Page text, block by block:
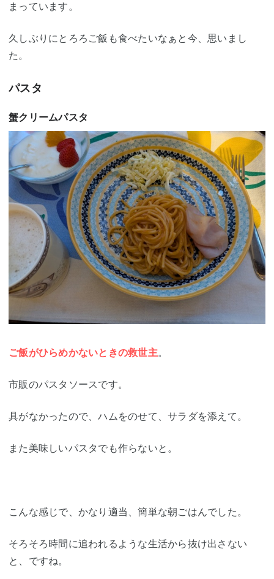
まっています。
久しぶりにとろろご飯も食べたいなぁと今、思いまし
た。
パスタ
蟹クリームパスタ
ご飯がひらめかないときの救世主。
市販のパスタソースです。
具がなかったので、ハムをのせて、サラダを添えて。
また美味しいパスタでも作らないと。
こんな感じで、かなり適当、簡単な朝ごはんでした。
そろそろ時間に追われるような生活から抜け出さない
と、ですね。